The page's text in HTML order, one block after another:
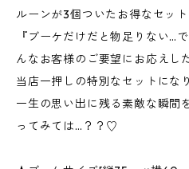
ルーンが3個ついたお得なセット
『ブーケだけだと物足りない…
んなお客様のご要望にお応えし
当店一押しの特別なセットにな
一生の思い出に残る素敵な瞬間
ってみては…？？♡